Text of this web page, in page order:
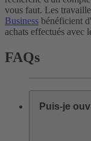
vous faut. Les
Business bénéficient
achats effectués avec
FAQs
Puis-je